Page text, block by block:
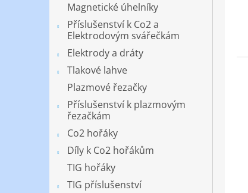
Magnetické úhelníky
Příslušenství k Co2 a
Elektrodovým svářečkám
Elektrody a dráty
Tlakové lahve
Plazmové řezačky
Příslušenství k plazmovým
řezačkám
Co2 hořáky
Díly k Co2 hořákům
TIG hořáky
TIG příslušenství